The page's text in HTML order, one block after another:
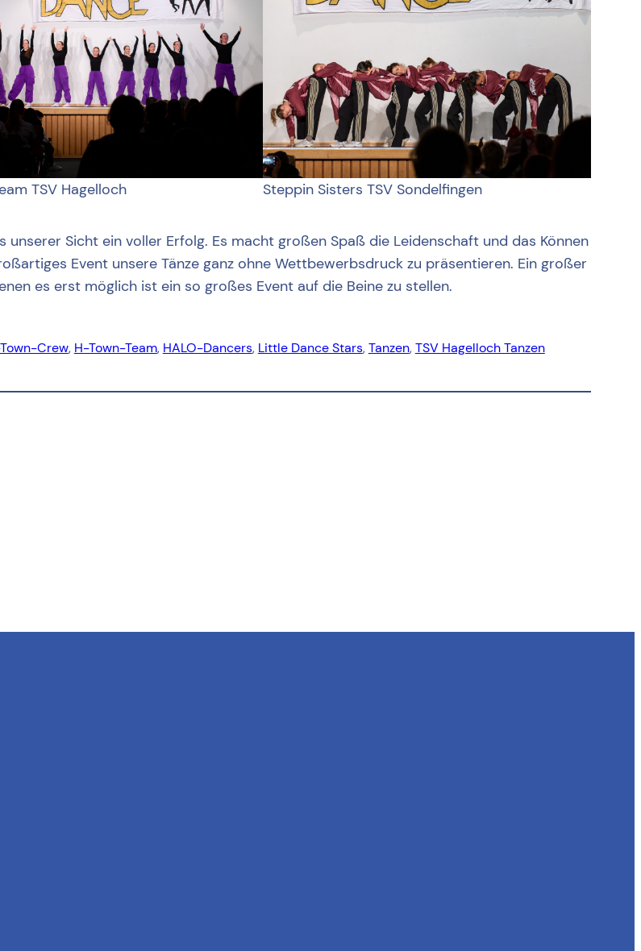
TSV Hagelloch Steppin Sisters TSV Sondelfingen
Sicht ein voller Erfolg. Es macht großen Spaß die Leidenschaft und das Können
Event unsere Tänze ganz ohne Wettbewerbsdruck zu präsentieren. Ein großer
es erst möglich ist ein so großes Event auf die Beine zu stellen.
Crew, H-Town-Team, HALO-Dancers, Little Dance Stars, Tanzen, TSV Hagelloch Tanzen